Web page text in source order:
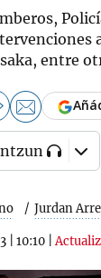
entre
Jurdan
10:10 |